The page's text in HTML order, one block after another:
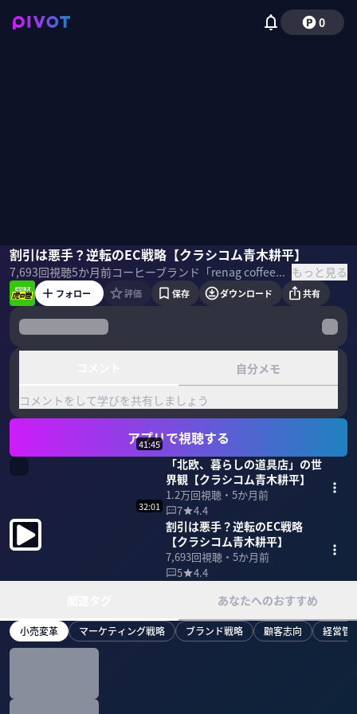
0
割引は悪手？逆転のEC戦略【クラシコム青木耕平】
7,693回視聴5か月前 コーヒーブランド「renag coffee」を起業した竹内由恵が、ビジネスのトップランナーから「持続可能なスモールビジネス」の極意を学ぶシリーズ。 今回のゲストは、熱狂的なファンを持つライフカルチャープラットフォーム「北欧、暮らしの道具店」を運営するクラシコム代表・青木耕平氏。 多くのECサイトが在庫過多や値引き合戦に苦しむ中、「20年間、良品廃棄ゼロ」「プロパー消化率98%」という驚異的な実績を誇る「北欧、暮らしの道具展」。その裏には冷徹なまでの計数管理と「売れやすさより、面白さを優先する」という逆転の戦略があった。 ＜ゲスト＞ 青木耕平｜クラシコム代表取締役 ＜目次＞ もっと見る
青木耕平竹内由恵
フォロー 評価 保存 ダウンロード 共有
自分メモ
コメントをして学びを共有しましょう
アプリで視聴する
41:45
「北欧、暮らしの道具店」の世
界観【クラシコム青木耕平】
1.2万回視聴・ 5か月前
7
4.4
32:01
割引は悪手？逆転のEC戦略
【クラシコム青木耕平】
7,693回視聴・ 5か月前
5
4.4
あなたへのおすすめ
小売変革 マーケティング戦略 ブランド戦略 顧客志向 経営管